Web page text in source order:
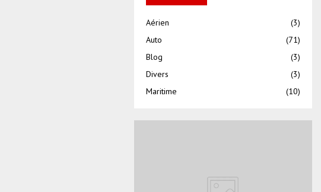
Aérien
(3)
Auto
(71)
Blog
(3)
Divers
(3)
Maritime
(10)